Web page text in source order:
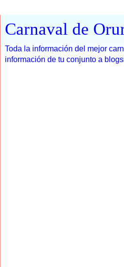
Carnaval de
Toda la información del mejor
información de tu conjunto a